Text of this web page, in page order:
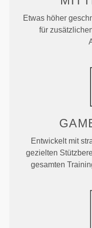
Etwas höher
für
Entwickelt mit
gezielten
gesamten